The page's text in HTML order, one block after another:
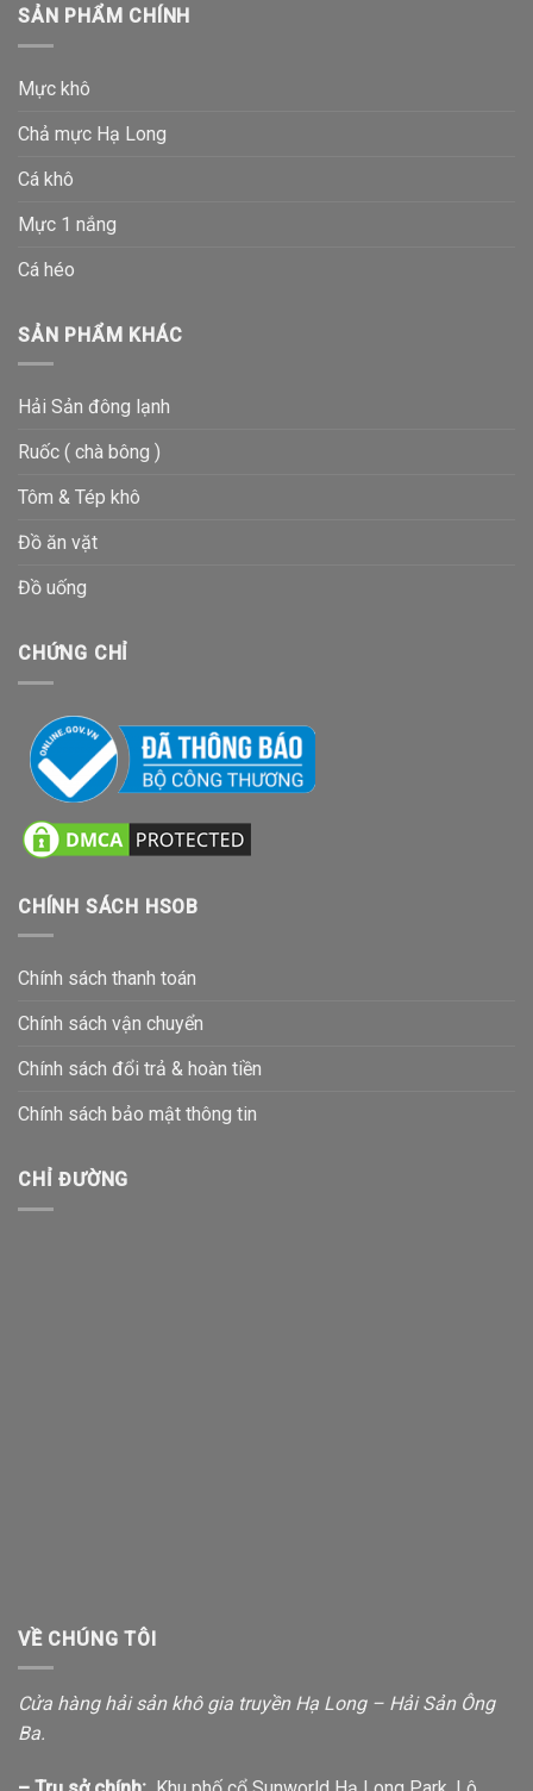
SẢN PHẨM CHÍNH
Mực khô
Chả mực Hạ Long
Cá khô
Mực 1 nắng
Cá héo
SẢN PHẨM KHÁC
Hải Sản đông lạnh
Ruốc ( chà bông )
Tôm & Tép khô
Đồ ăn vặt
Đồ uống
CHỨNG CHỈ
CHÍNH SÁCH HSOB
Chính sách thanh toán
Chính sách vận chuyển
Chính sách đổi trả & hoàn tiền
Chính sách bảo mật thông tin
CHỈ ĐƯỜNG
VỀ CHÚNG TÔI
Cửa hàng hải sản khô gia truyền Hạ Long – Hải Sản Ông
Ba.